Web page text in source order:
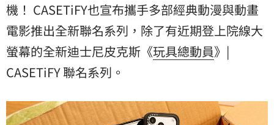
機！ CASETiFY也宣布攜手多部經典動漫與動畫
電影推出全新聯名系列，除了有近期登上院線大
螢幕的全新迪士尼皮克斯《玩具總動員》|
CASETiFY 聯名系列。